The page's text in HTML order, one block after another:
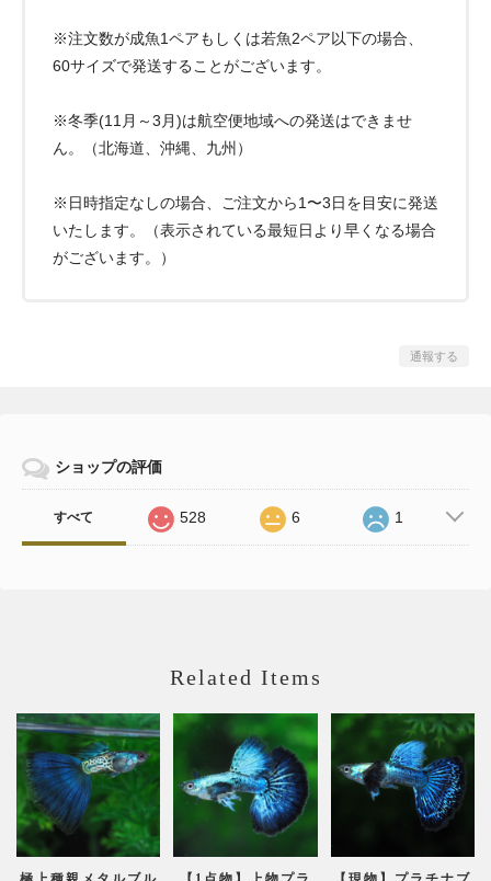
※注文数が成魚1ペアもしくは若魚2ペア以下の場合、
60サイズで発送することがございます。
※冬季(11月～3月)は航空便地域への発送はできませ
ん。（北海道、沖縄、九州）
※日時指定なしの場合、ご注文から1〜3日を目安に発送
いたします。（表示されている最短日より早くなる場合
がございます。）
通報する
ショップの評価
すべて 528 6 1
Related Items